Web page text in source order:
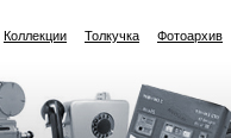
Коллекции Толкучка Фотоархив